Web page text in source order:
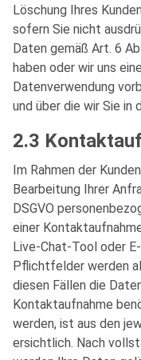
Löschung Ihres
sofern Sie nicht
Daten gemäß Art. 6
haben oder wir uns
Datenverwendung
und über die wir Sie in
2.3
Im Rahmen der
Bearbeitung Ihrer
DSGVO
einer
Live-Chat-Tool oder
Pflichtfelder werden
diesen Fällen die
Kontaktaufnahme
werden, ist aus den
ersichtlich. Nach